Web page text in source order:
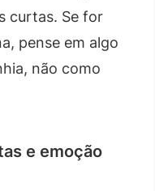
curtas. Se for
pense em algo
não como
e emoção